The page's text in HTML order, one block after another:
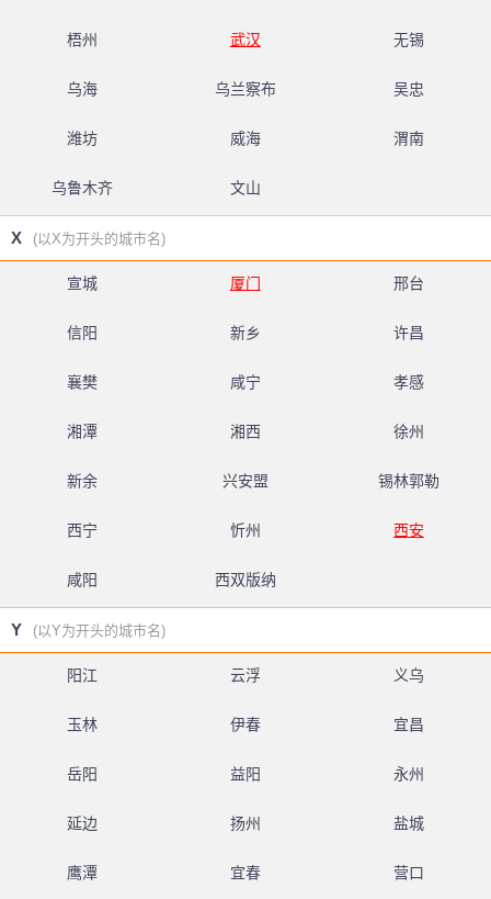
梧州 武汉 无锡
乌海 乌兰察布 吴忠
潍坊 威海 渭南
乌鲁木齐 文山
X (以X为开头的城市名)
宣城 厦门 邢台
信阳 新乡 许昌
襄樊 咸宁 孝感
湘潭 湘西 徐州
新余 兴安盟 锡林郭勒
西宁 忻州 西安
咸阳 西双版纳
Y (以Y为开头的城市名)
阳江 云浮 义乌
玉林 伊春 宜昌
岳阳 益阳 永州
延边 扬州 盐城
鹰潭 宜春 营口